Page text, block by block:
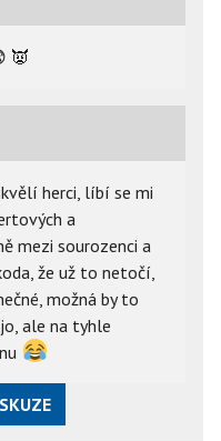
👿
herci, líbí se mi
a
mezi sourozenci a
že už to netočí,
možná by to
ale na tyhle